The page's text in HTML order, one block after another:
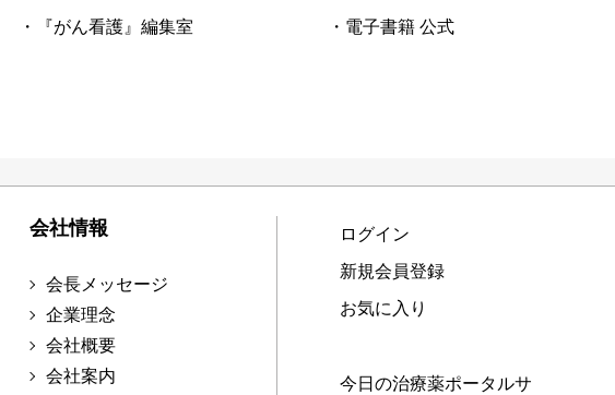
・『がん看護』編集室 ・電子書籍 公式
会社情報
会長メッセージ
企業理念
会社概要
会社案内
ログイン
新規会員登録
お気に入り
今日の治療薬ポータルサ